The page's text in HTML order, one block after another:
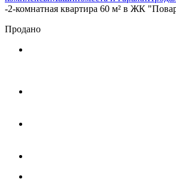
-2-комнатная квартира 60 м² в ЖК
Продано